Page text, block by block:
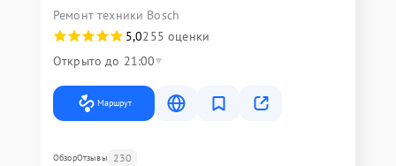
Ремонт техники Bosch
5,0255 оценки
Открыто до 21:00
Маршрут
ОбзорОтзывы 230